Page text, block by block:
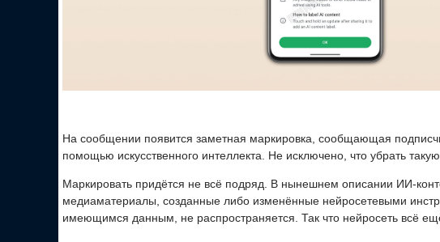
На сообщении появится заметная маркировка, сообщающая
помощью искусственного интеллекта. Не исключено, что убрать
Маркировать придётся не всё подряд. В нынешнем описании ИИ-
медиаматериалы, созданные либо изменённые нейросетевыми
имеющимся данным, не распространяется. Так что нейросеть всё